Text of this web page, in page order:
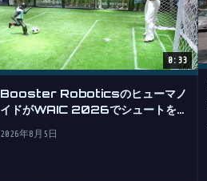
0:33
Booster Roboticsのヒューマノ
イドがWAIC 2026でシュートを決
2026年8月5日